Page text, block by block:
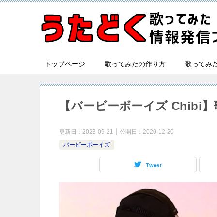
トップページ 歌ってみたの作り方 歌ってみ
【バービーボーイズ Chibi
更新日： 2023-09-21 公開日： 2020-12-20
バービーボーイズ
Tweet